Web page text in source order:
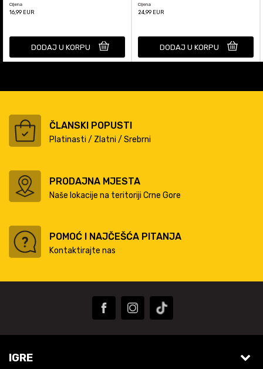
Cijena
16,99 EUR
DODAJ U KORPU
Cijena
24,99 EUR
DODAJ U KORPU
ČLANSKI POPUSTI
Platinasti / Zlatni / Srebrni
PRODAJNA MJESTA
Naše lokacije na teritoriji Crne Gore
POMOĆ I NAJČEŠĆA PITANJA
Kontaktirajte nas
IGRE